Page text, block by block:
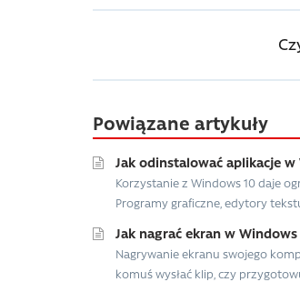
Powiązane artykuły
Jak odinstalować aplikacje w
Korzystanie z Windows 10 daje
Programy graficzne, edytory
Jak nagrać ekran w Windows
Nagrywanie ekranu swojego
komuś wysłać klip, czy